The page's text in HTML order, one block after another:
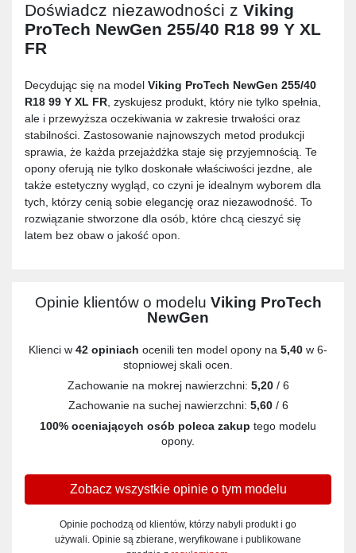
Doświadcz niezawodności z Viking
ProTech NewGen 255/40 R18 99 Y XL
FR
Decydując się na model Viking ProTech NewGen 255/40
R18 99 Y XL FR , zyskujesz produkt, który nie tylko spełnia,
ale i przewyższa oczekiwania w zakresie trwałości oraz
stabilności. Zastosowanie najnowszych metod produkcji
sprawia, że każda przejażdżka staje się przyjemnością. Te
opony oferują nie tylko doskonałe właściwości jezdne, ale
także estetyczny wygląd, co czyni je idealnym wyborem dla
tych, którzy cenią sobie elegancję oraz niezawodność. To
rozwiązanie stworzone dla osób, które chcą cieszyć się
latem bez obaw o jakość opon.
Opinie klientów o modelu Viking ProTech
NewGen
Klienci w 42 opiniach ocenili ten model opony na 5,40 w 6-
stopniowej skali ocen.
Zachowanie na mokrej nawierzchni: 5,20/ 6
Zachowanie na suchej nawierzchni: 5,60/ 6
100% oceniających osób poleca zakup tego modelu
opony.
Zobacz wszystkie opinie o tym modelu
Opinie pochodzą od klientów, którzy nabyli produkt i go
używali. Opinie są zbierane, weryfikowane i publikowane